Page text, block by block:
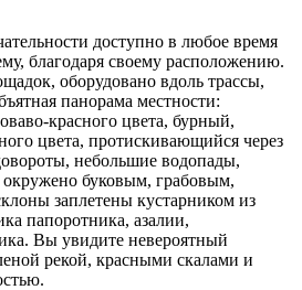
доступно в любое время
благодаря своему расположению.
оборудовано вдоль трассы,
панорама местности:
красного цвета, бурный,
цвета, протискивающийся через
небольшие водопады,
буковым, грабовым,
заплетены кустарником из
папоротника, азалии,
Вы увидите невероятный
рекой, красными скалами и